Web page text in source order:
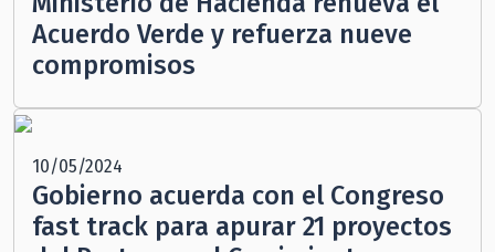
Acuerdo Verde y refuerza nueve
compromisos
10/05/2024
Gobierno acuerda con el Congreso
fast track para apurar 21 proyectos